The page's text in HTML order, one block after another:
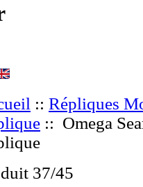
:: Répliques
:: Omega
37/45